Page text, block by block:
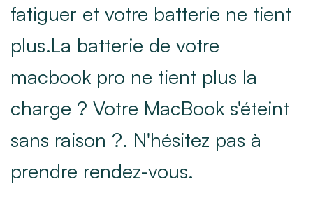
fatiguer et votre batterie ne tient
plus.La batterie de votre
macbook pro ne tient plus la
charge ? Votre MacBook s'éteint
sans raison ?. N'hésitez pas à
prendre rendez-vous.